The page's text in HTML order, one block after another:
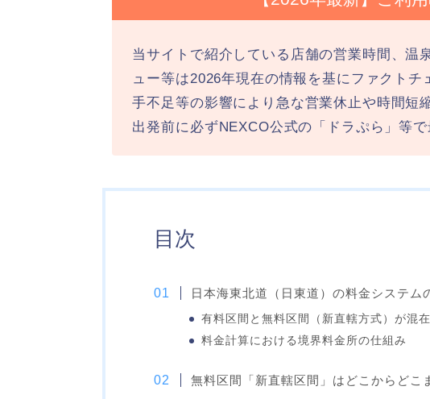
当サイトで紹介している店舗の営業時間、温
ュー等は2026年現在の情報を基にファクトチ
手不足等の影響により急な営業休止や時間短
出発前に必ずNEXCO公式の「ドラぷら」等で
目次
日本海東北道（日東道）の料金システム
有料区間と無料区間（新直轄方式）が混
料金計算における境界料金所の仕組み
無料区間「新直轄区間」はどこからどこ